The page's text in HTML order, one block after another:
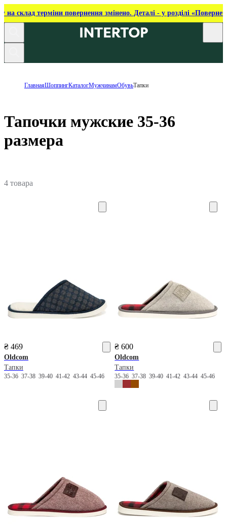
на склад терміни повернення змінено. Деталі - у розділі
ГлавнаяШоппингКаталогМужчинамОбувьТапки
Тапочки мужские 35-36
размера
4 товара
₴ 469
Oldcom
Тапки
35-36 37-38 39-40 41-42 43-44 45-46
₴ 600
Oldcom
Тапки
35-3637-3839-4041-4243-4445-46